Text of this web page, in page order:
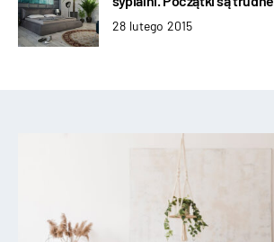
28 lutego 2015